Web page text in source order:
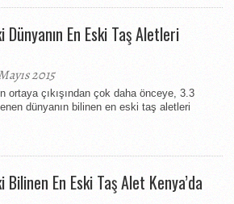
Dünyanın En Eski Taş Aletleri
2015
ortaya çıkışından çok daha önceye, 3.3
dünyanın bilinen en eski taş aletleri
Bilinen En Eski Taş Alet Kenya’da